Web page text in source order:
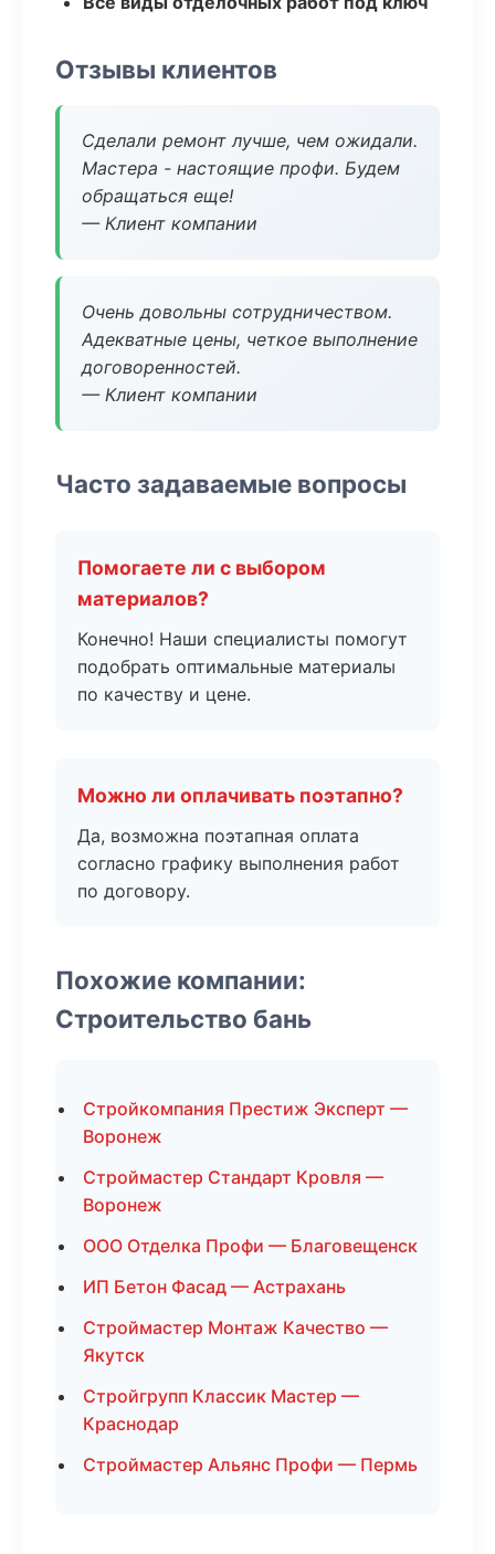
Отзывы клиентов
Сделали ремонт лучше, чем ожидали.
Мастера - настоящие профи. Будем
обращаться еще!
— Клиент компании
Очень довольны сотрудничеством.
Адекватные цены, четкое выполнение
договоренностей.
— Клиент компании
Часто задаваемые вопросы
Помогаете ли с выбором
материалов?
Конечно! Наши специалисты помогут
подобрать оптимальные материалы
по качеству и цене.
Можно ли оплачивать поэтапно?
Да, возможна поэтапная оплата
согласно графику выполнения работ
по договору.
Похожие компании:
Строительство бань
Стройкомпания Престиж Эксперт —
Воронеж
Строймастер Стандарт Кровля —
Воронеж
ООО Отделка Профи — Благовещенск
ИП Бетон Фасад — Астрахань
Строймастер Монтаж Качество —
Якутск
Стройгрупп Классик Мастер —
Краснодар
Строймастер Альянс Профи — Пермь